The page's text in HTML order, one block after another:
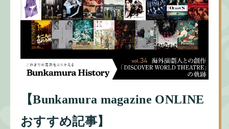
【Bunkamura magazine ONLINE
おすすめ記事】